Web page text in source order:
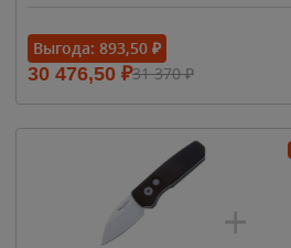
Выгода: 893,50 ₽
30 476,50 ₽31 370₽